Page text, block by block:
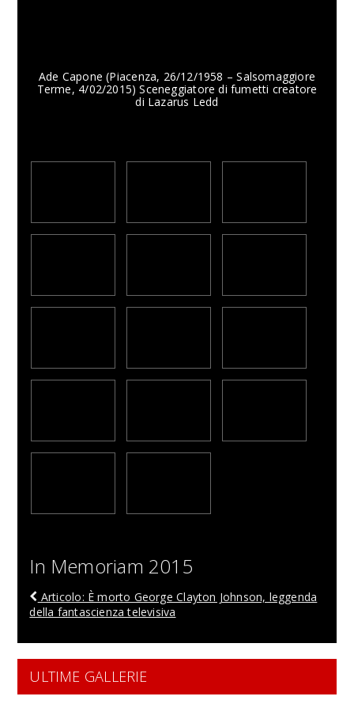
Ade Capone (Piacenza, 26/12/1958 – Salsomaggiore
Terme, 4/02/2015) Sceneggiatore di fumetti creatore
di Lazarus Ledd
In Memoriam 2015
Articolo: È morto George Clayton Johnson, leggenda
della fantascienza televisiva
ULTIME GALLERIE